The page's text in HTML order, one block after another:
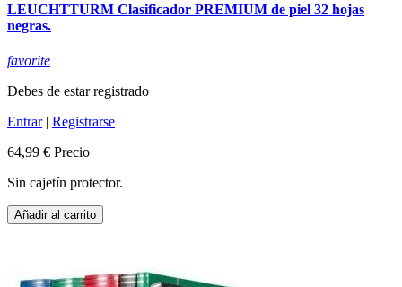
LEUCHTTURM Clasificador PREMIUM de piel 32 hojas
negras.
favorite
Debes de estar registrado
Entrar| Registrarse
64,99 € Precio
Sin cajetín protector.
Añadir al carrito